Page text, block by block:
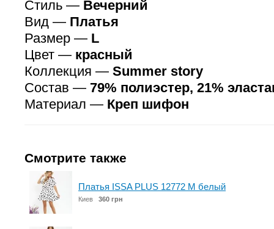
Стиль — Вечерний
Вид — Платья
Размер — L
Цвет — красный
Коллекция — Summer story
Состав — 79% полиэстер, 21%
Материал — Креп шифон
Смотрите также
Платья ISSA PLUS 12772 M белый
Киев 360 грн